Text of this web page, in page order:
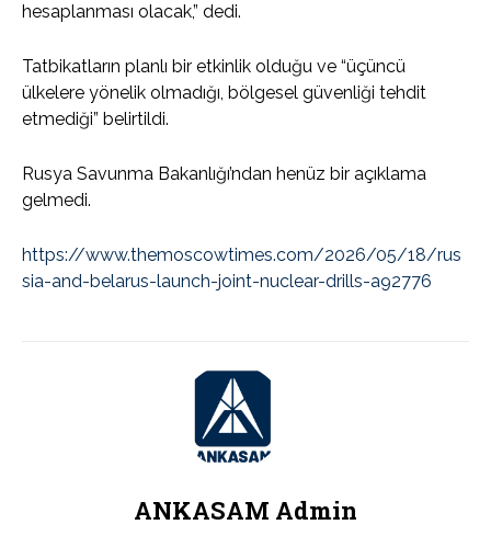
hesaplanması olacak,” dedi.
Tatbikatların planlı bir etkinlik olduğu ve “üçüncü
ülkelere yönelik olmadığı, bölgesel güvenliği tehdit
etmediği” belirtildi.
Rusya Savunma Bakanlığı’ndan henüz bir açıklama
gelmedi.
https://www.themoscowtimes.com/2026/05/18/rus
sia-and-belarus-launch-joint-nuclear-drills-a92776
ANKASAM Admin